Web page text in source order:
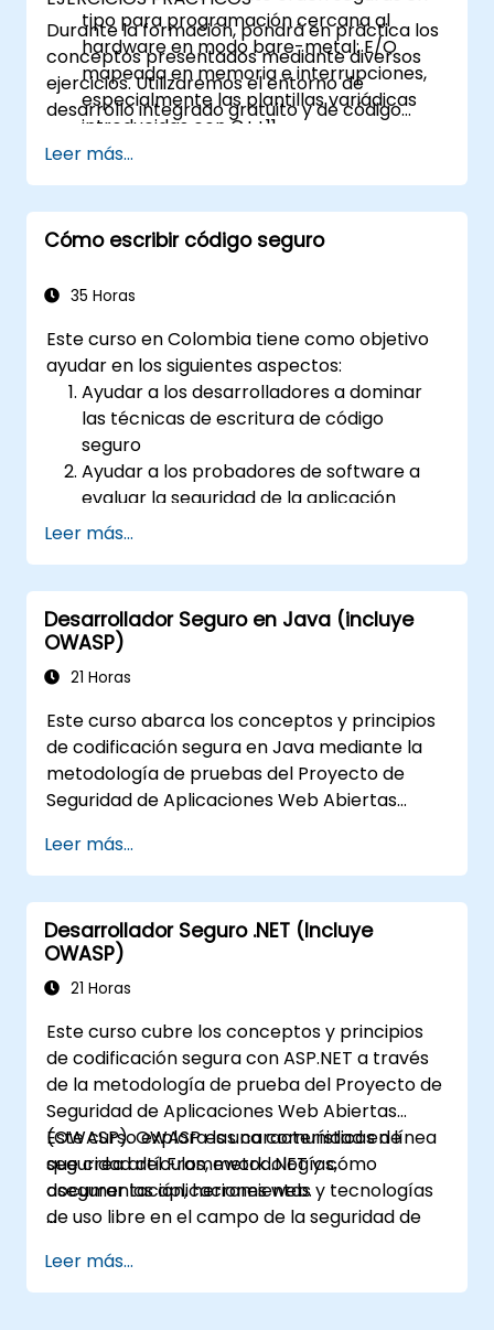
tipo para programación cercana al
hardware en modo bare-metal: E/O
mapeada en memoria e interrupciones,
especialmente las plantillas variádicas
introducidas con C++11
Presentar patrones de diseño útiles
Incluir algunos ejercicios para poner en
práctica ciertos conceptos
Durante la formación, pondrá en práctica los
conceptos presentados mediante diversos
ejercicios. Utilizaremos el entorno de
desarrollo integrado gratuito y de código
Leer más...
Cómo escribir código seguro
35 Horas
Este curso en Colombia tiene como objetivo
ayudar en los siguientes aspectos:
Ayudar a los desarrolladores a dominar
las técnicas de escritura de código
seguro
Ayudar a los probadores de software a
evaluar la seguridad de la aplicación
antes de su publicación en el entorno de
comprender los riesgos que rodean a las
aplicaciones
Ayudar a los líderes de equipo a
establecer las bases de seguridad para
los desarrolladores
Ayudar a los administradores web a
configurar los servidores y evitar errores
de configuración
Leer más...
Desarrollador Seguro en Java (incluye
OWASP)
21 Horas
Este curso abarca los conceptos y principios
de codificación segura en Java mediante la
metodología de pruebas del Proyecto de
Seguridad de Aplicaciones Web Abiertas
Aplicaciones Web Abiertas es una comunidad
en línea que crea artículos, metodologías,
documentación, herramientas y tecnologías
de acceso gratuito en el campo de la
seguridad de aplicaciones web.
Leer más...
Desarrollador Seguro .NET (Incluye
OWASP)
21 Horas
Este curso cubre los conceptos y principios
de codificación segura con ASP.NET a través
de la metodología de prueba del Proyecto de
Seguridad de Aplicaciones Web Abiertas
(OWASP). OWASP es una comunidad en línea
que crea artículos, metodologías,
documentación, herramientas y tecnologías
de uso libre en el campo de la seguridad de
Este curso explora las características de
seguridad del Framework .NET y cómo
asegurar las aplicaciones web.
Leer más...